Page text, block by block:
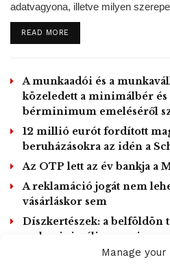
Manage
https://t.co/
pic.twitter.com/
A közepes lefolyású
feltételezi a zárlat feloldását, a
termeléskiesések hosszabb
Watch again:
economic impact
pic.twitter.com/
Click to accept
adatvagyona, illetve milyen
READ MOREDETAILS
A munkaadói és a
közeledett a minimálbér és a garantált
bérminimum emeléséről
12 millió eurót fordított
beruházásokra az idén a
Az OTP lett az év bankja a
A reklamáció jogát nem
vásárláskor sem
Díszkertészek: a belföldön
csak minimálisan, az
százalékkal is emelkedhet